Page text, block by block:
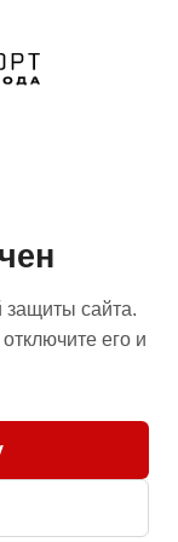
защиты сайта.
его и